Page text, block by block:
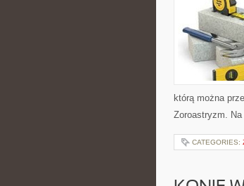
którą można
Zoroastryzm.
CATEGORIES: